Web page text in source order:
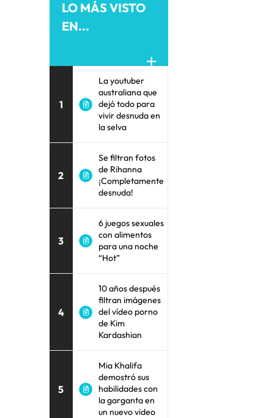
LO MÁS VISTO
EN...
1
La youtuber
australiana que
dejó todo para
vivir desnuda en
la selva
2
Se filtran fotos
de Rihanna
¡Completamente
desnuda!
3
6 juegos sexuales
con alimentos
para una noche
“Hot”
4
10 años después
filtran imágenes
del vídeo porno
de Kim
Kardashian
5
Mia Khalifa
demostró sus
habilidades con
la garganta en
un nuevo video